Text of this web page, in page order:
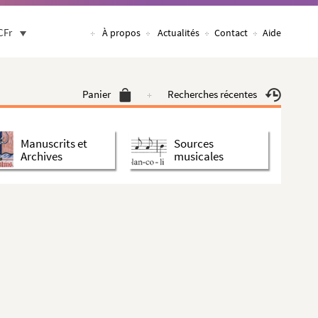
À propos Actualités Contact Aide
Panier Recherches récentes
Manuscrits et
Archives
Sources
musicales